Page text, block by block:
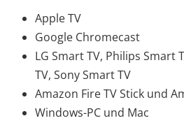
Apple TV
Google Chromecast
LG Smart TV, Philips Smart
TV, Sony Smart TV
Amazon Fire TV Stick und
Windows-PC und Mac